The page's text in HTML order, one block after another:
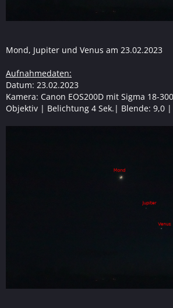
Mond, Jupiter und Venus am 23.02.2023
Aufnahmedaten:
Datum: 23.02.2023
Kamera: Canon EOS200D mit Sigma 18-
Objektiv | Belichtung 4 Sek.| Blende: 9,0 |